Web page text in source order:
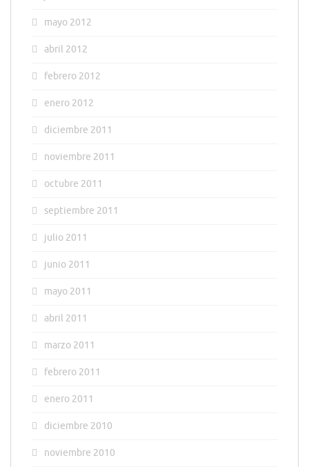
mayo 2012
abril 2012
febrero 2012
enero 2012
diciembre 2011
noviembre 2011
octubre 2011
septiembre 2011
julio 2011
junio 2011
mayo 2011
abril 2011
marzo 2011
febrero 2011
enero 2011
diciembre 2010
noviembre 2010